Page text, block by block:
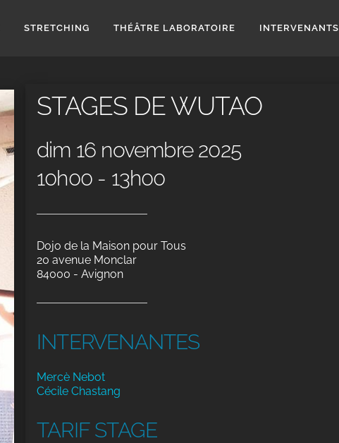
STRETCHING THÉÂTRE LABORATOIRE INTERVENANTS
STAGES DE WUTAO
dim 16 novembre 2025
10h00 - 13h00
Dojo de la Maison pour Tous
20 avenue Monclar
84000 - Avignon
INTERVENANTES
Mercè Nebot
Cécile Chastang
TARIF STAGE